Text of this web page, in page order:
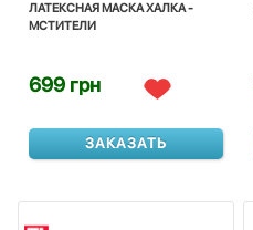
ЛАТЕКСНАЯ МАСКА ХАЛКА -
МСТИТЕЛИ
699 грн
ЗАКАЗАТЬ